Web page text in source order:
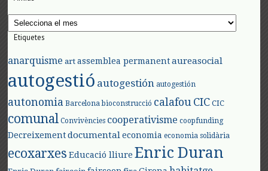
Arxius
Etiquetes
anarquisme art assemblea permanent aureasocial
autogestió autogestión autogestión
autonomia Barcelona bioconstrucció calafou CIC CIC
comunal Convivències cooperativisme coopfunding
Decreixement documental economia economia solidària
ecoxarxes Educació lliure Enric Duran